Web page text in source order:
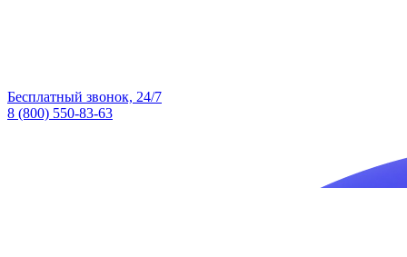
Бесплатный звонок, 24/7
8 (800) 550-83-63